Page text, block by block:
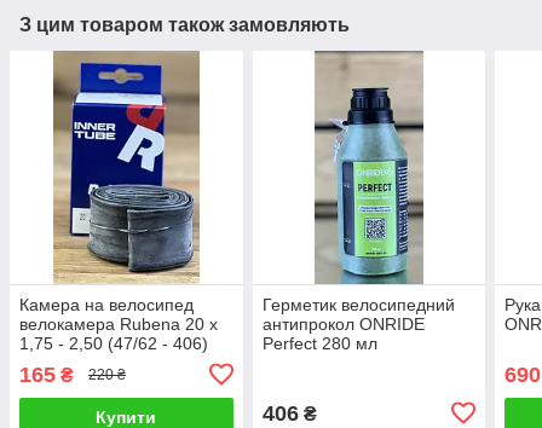
З цим товаром також замовляють
Камера на велосипед
велокамера Rubena 20 x
1,75 - 2,50 (47/62 - 406)
165 ₴ 220 ₴
Купити
Герметик велосипедний
антипрокол ONRIDE
Perfect 280 мл
406₴
690